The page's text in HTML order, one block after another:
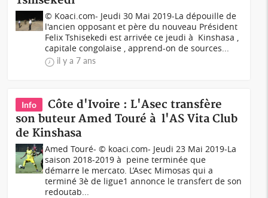
© Koaci.com- Jeudi 30 Mai 2019-La dépouille de
l'ancien opposant et père du nouveau Président
Felix Tshisekedi est arrivée ce jeudi à Kinshasa ,
capitale congolaise , apprend-on de sources...
il y a 7 ans
Info
Côte d'Ivoire : L'Asec transfère
son buteur Amed Touré à l'AS Vita Club
de Kinshasa
Amed Touré- © koaci.com- Jeudi 23 Mai 2019-La
saison 2018-2019 à peine terminée que
démarre le mercato. L’Asec Mimosas qui a
terminé 3è de ligue1 annonce le transfert de son
redoutab...